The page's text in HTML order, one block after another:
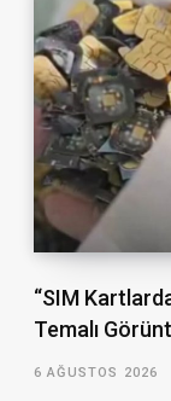
“SIM
Temalı
6 AĞUSTOS 2026